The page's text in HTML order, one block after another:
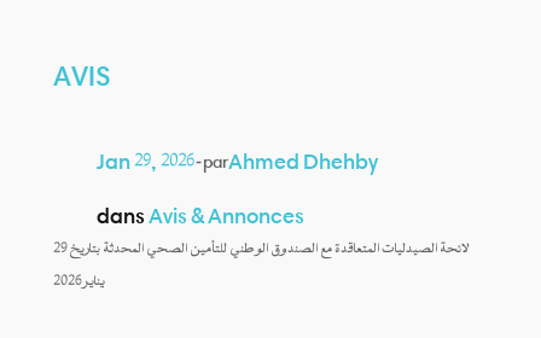
AVIS
Jan 29, 2026—parAhmed Dhehby
dans Avis & Annonces
لائحة الصيدليات المتعاقدة مع الصندوق الوطني للتأمين الصحي المحدثة بتاريخ 29
يناير 2026